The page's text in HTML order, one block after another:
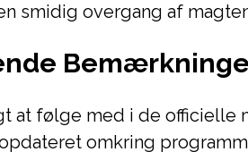
smidig overgang af
at følge med i de
omkring